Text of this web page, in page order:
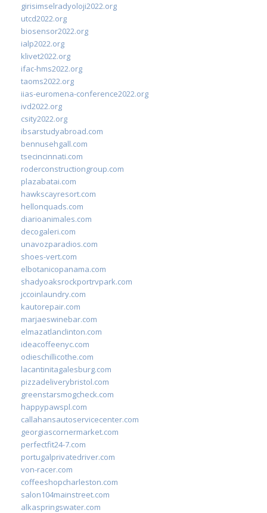
girisimselradyoloji2022.org
utcd2022.org
biosensor2022.org
ialp2022.org
klivet2022.org
ifac-hms2022.org
taoms2022.org
iias-euromena-conference2022.org
ivd2022.org
csity2022.org
ibsarstudyabroad.com
bennusehgall.com
tsecincinnati.com
roderconstructiongroup.com
plazabatai.com
hawkscayresort.com
hellonquads.com
diarioanimales.com
decogaleri.com
unavozparadios.com
shoes-vert.com
elbotanicopanama.com
shadyoaksrockportrvpark.com
jccoinlaundry.com
kautorepair.com
marjaeswinebar.com
elmazatlanclinton.com
ideacoffeenyc.com
odieschillicothe.com
lacantinitagalesburg.com
pizzadeliverybristol.com
greenstarsmogcheck.com
happypawspl.com
callahansautoservicecenter.com
georgiascornermarket.com
perfectfit24-7.com
portugalprivatedriver.com
von-racer.com
coffeeshopcharleston.com
salon104mainstreet.com
alkaspringswater.com